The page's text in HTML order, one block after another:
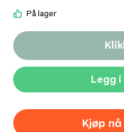
På lager
Legg